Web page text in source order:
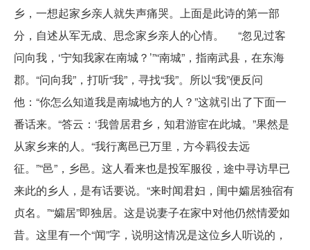
乡，一想起家乡亲人就失声痛哭。上面是此诗的第一部
分，自述从军无成、思念家乡亲人的心情。 “忽见过客
问向我，‘宁知我家在南城？’”“南城”，指南武县，在东海
郡。“问向我”，打听“我”，寻找“我”。所以“我”便反问
他：“你怎么知道我是南城地方的人？”这就引出了下面一
番话来。“答云：‘我曾居君乡，知君游宦在此城。”果然是
从家乡来的人。“我行离邑已万里，方今羁役去远
征。”“邑”，乡邑。这人看来也是投军服役，途中寻访早已
来此的乡人，是有话要说。“来时闻君妇，闺中孀居独宿有
贞名。”“孀居”即独居。这是说妻子在家中对他仍然情爱如
昔。这里有一个“闻”字，说明这情况是这位乡人听说的，